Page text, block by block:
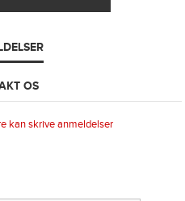
OS
kan skrive anmeldelser